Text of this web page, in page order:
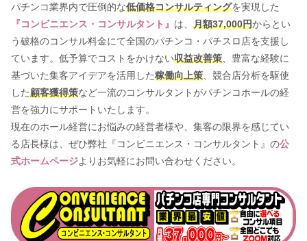
パチンコ業界内で圧倒的な低価格コンサルティングを実現した
『コンビニエンス・コンサルタント』 は、 月額37,000円からとい
う破格のコンサル料金にて全国のパチンコ・パチスロ店を支援し
ています。低予算でコストをかけない収益改善策 、豊富な経験に
基づいた集客アイデアを活用した稼働向上策 、競合店分析を駆使
した顧客獲得策など一流のコンサルタントがパチンコホールの経
営を強力にサポートいたします。
現在のホール経営にお悩みの経営者様や、集客の限界を感じてい
る店長様は、ぜひ弊社『コンビニエンス・コンサルタント』の公
式ホームページよりお気軽にお問い合わせください。